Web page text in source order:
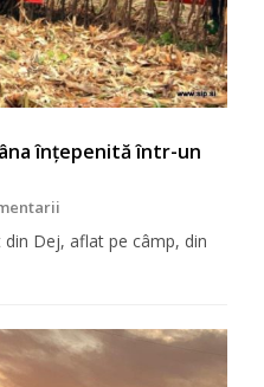
înțepenită într-un
Dej, aflat pe câmp, din